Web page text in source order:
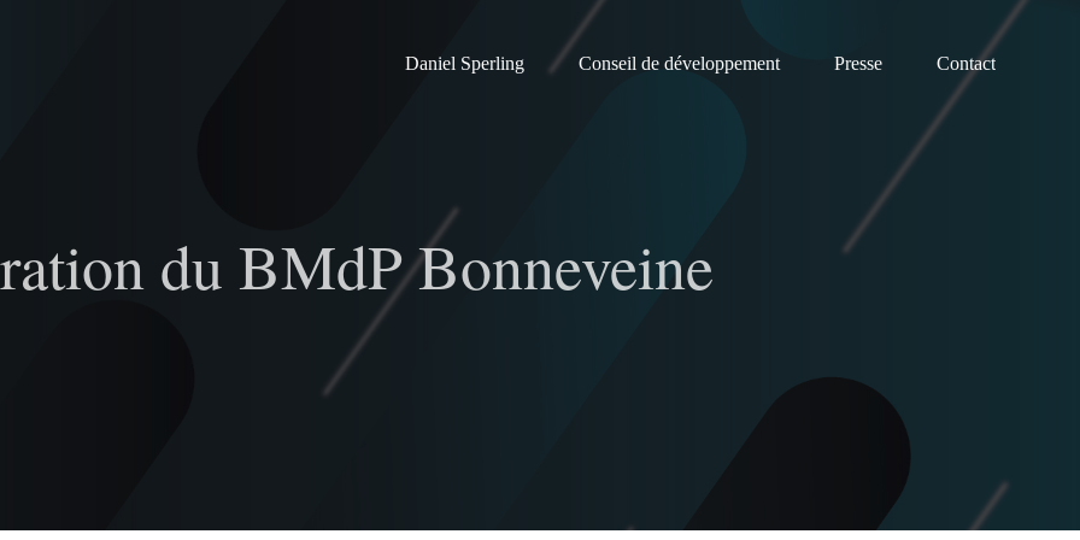
Daniel Sperling Conseil de développement Presse Contact
du BMdP Bonneveine